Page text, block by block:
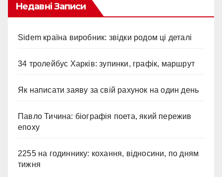
Недавні Записи
Sidem країна виробник: звідки родом ці деталі
34 тролейбус Харків: зупинки, графік, маршрут
Як написати заяву за свій рахунок на один день
Павло Тичина: біографія поета, який пережив
епоху
2255 на годиннику: кохання, відносини, по дням
тижня